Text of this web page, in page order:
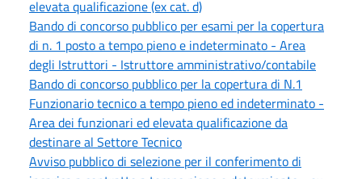
elevata qualificazione (ex cat. d)
Bando di concorso pubblico per esami per la copertura
di n. 1 posto a tempo pieno e indeterminato - Area
degli Istruttori - Istruttore amministrativo/contabile
Bando di concorso pubblico per la copertura di N.1
Funzionario tecnico a tempo pieno ed indeterminato -
Area dei funzionari ed elevata qualificazione da
destinare al Settore Tecnico
Avviso pubblico di selezione per il conferimento di